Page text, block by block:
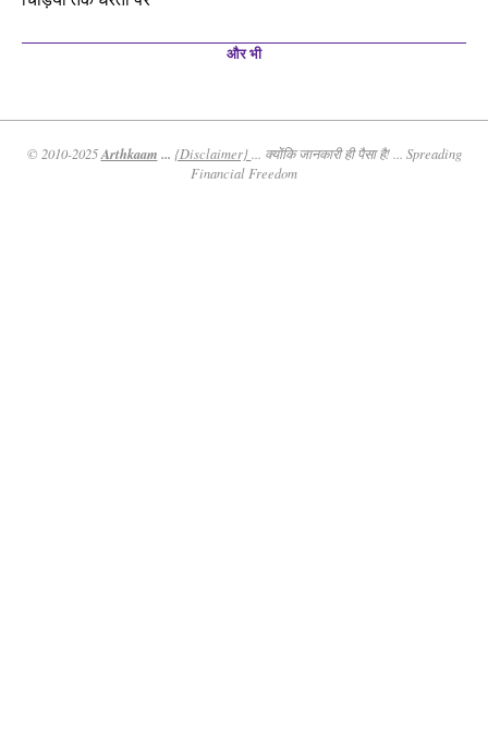
और भी
© 2010-2025Arthkaam ... {Disclaimer}
... क्योंकि जानकारी ही पैसा है! ... Spreading
Financial Freedom